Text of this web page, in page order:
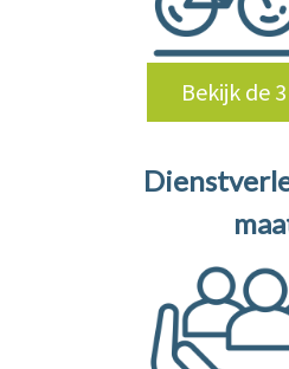
Bekijk de